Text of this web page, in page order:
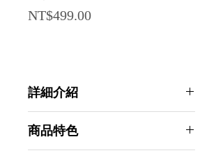
NT$499.00Price
詳細介紹
商品特色